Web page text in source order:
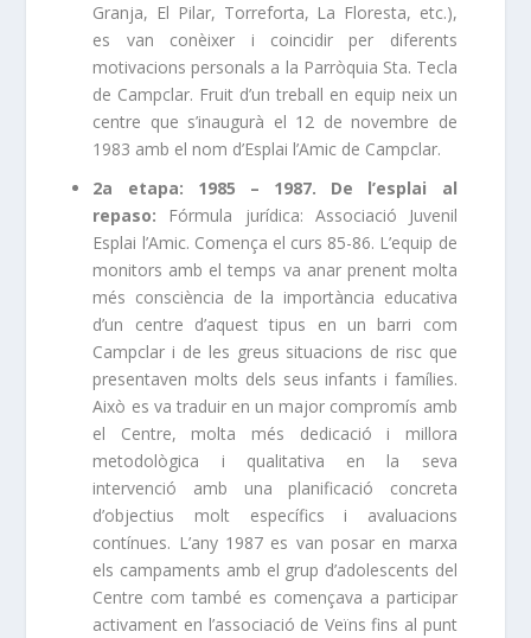
Granja, El Pilar, Torreforta, La Floresta, etc.),
es van conèixer i coincidir per diferents
motivacions personals a la Parròquia Sta. Tecla
de Campclar. Fruit d’un treball en equip neix un
centre que s’inaugurà el 12 de novembre de
1983 amb el nom d’Esplai l’Amic de Campclar.
2a etapa: 1985 – 1987. De l’esplai al
repaso: Fórmula jurídica: Associació Juvenil
Esplai l’Amic. Comença el curs 85-86. L’equip de
monitors amb el temps va anar prenent molta
més consciència de la importància educativa
d’un centre d’aquest tipus en un barri com
Campclar i de les greus situacions de risc que
presentaven molts dels seus infants i famílies.
Això es va traduir en un major compromís amb
el Centre, molta més dedicació i millora
metodològica i qualitativa en la seva
intervenció amb una planificació concreta
d’objectius molt específics i avaluacions
contínues. L’any 1987 es van posar en marxa
els campaments amb el grup d’adolescents del
Centre com també es començava a participar
activament en l’associació de Veïns fins al punt